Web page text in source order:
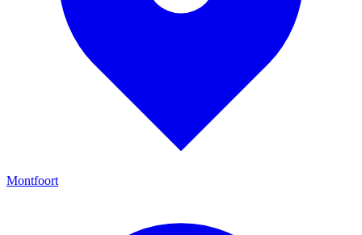
Montfoort